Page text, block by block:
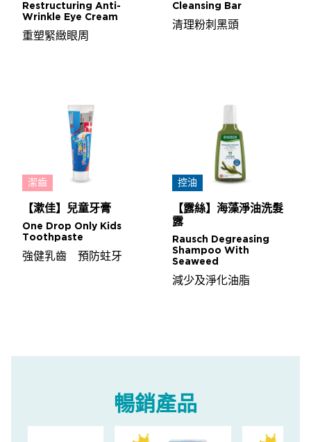
Restructuring Anti-
Wrinkle Eye Cream
重塑緊緻眼周
Cleansing Bar
清理粉刺黑頭
潔齒
【漱佳】兒童牙膏
One Drop Only Kids
Toothpaste
強健乳齒 預防蛀牙
控油
【露絲】海藻淨油洗髮
露
Rausch Degreasing
Shampoo With
Seaweed
減少及淨化油脂
暢銷產品